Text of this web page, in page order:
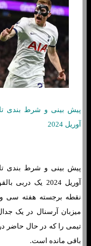
آوریل 2024
آوریل 2024 یک
نقطه برجسته هفته سی و
میزبان آرسنال در یک
تیمی را که در حال حاضر
باقی مانده است.